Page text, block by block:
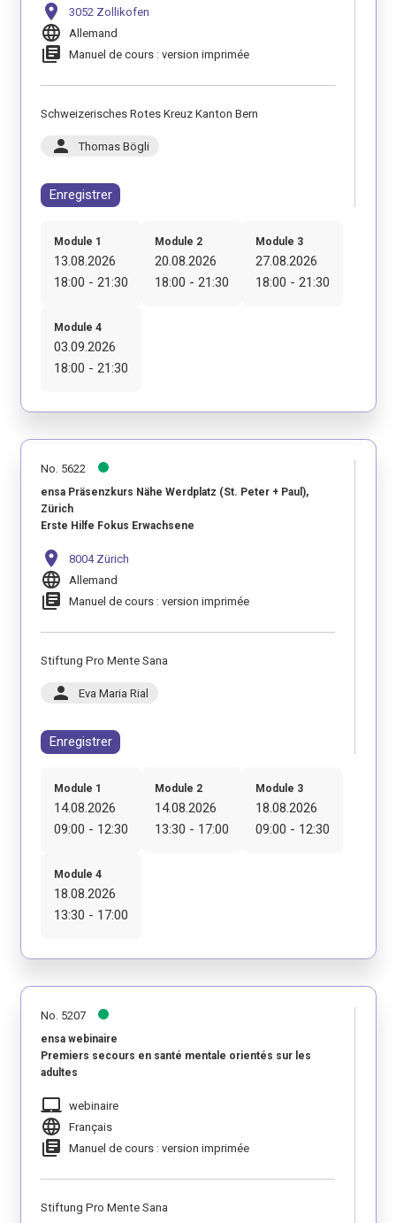
location_on 3052 Zollikofen
language Allemand
library_books Manuel de cours : version imprimée
Schweizerisches Rotes Kreuz Kanton Bern
person Thomas Bögli
Enregistrer
Module 1
13.08.2026
18:00 - 21:30
Module 2
20.08.2026
18:00 - 21:30
Module 3
27.08.2026
18:00 - 21:30
Module 4
03.09.2026
18:00 - 21:30
No. 5622
ensa Präsenzkurs Nähe Werdplatz (St. Peter + Paul),
Zürich
Erste Hilfe Fokus Erwachsene
location_on 8004 Zürich
language Allemand
library_books Manuel de cours : version imprimée
Stiftung Pro Mente Sana
person Eva Maria Rial
Enregistrer
Module 1
14.08.2026
09:00 - 12:30
Module 2
14.08.2026
13:30 - 17:00
Module 3
18.08.2026
09:00 - 12:30
Module 4
18.08.2026
13:30 - 17:00
No. 5207
ensa webinaire
Premiers secours en santé mentale orientés sur les
adultes
laptop_mac webinaire
language Français
library_books Manuel de cours : version imprimée
Stiftung Pro Mente Sana